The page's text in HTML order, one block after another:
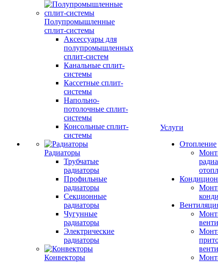
Полупромышленные
сплит-системы
Аксессуары для
полупромышленных
сплит-систем
Канальные сплит-
системы
Кассетные сплит-
системы
Напольно-
потолочные сплит-
системы
Консольные сплит-
системы
Радиаторы
Трубчатые
радиаторы
Профильные
радиаторы
Секционные
радиаторы
Чугунные
радиаторы
Электрические
радиаторы
Конвекторы
Услуги
Отопление